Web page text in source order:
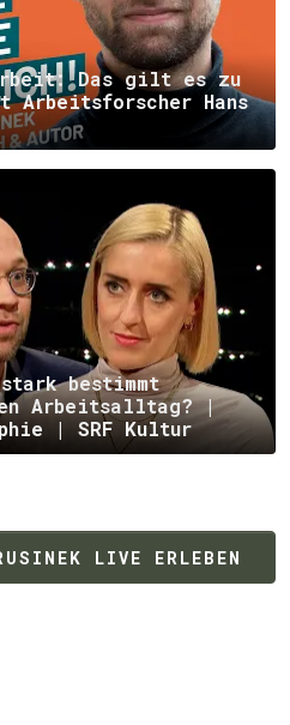
Das gilt es zu
Arbeitsforscher Hans
bestimmt
Arbeitsalltag? |
| SRF Kultur
LIVE ERLEBEN